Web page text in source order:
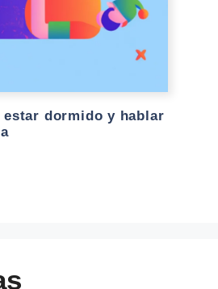
dormido y hablar